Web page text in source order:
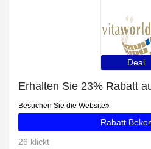
Deal
Besuchen Sie die Website
Rabatt
26 klickt